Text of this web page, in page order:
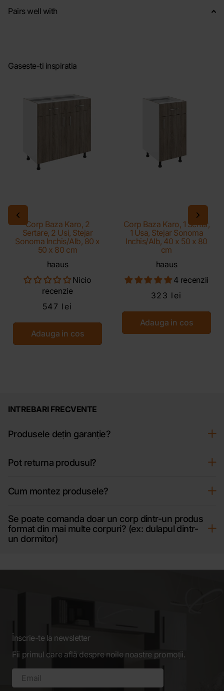
Pairs well with
Gaseste-ti inspiratia
Corp Baza Karo, 2
Sertare, 2 Usi, Stejar
Sonoma Inchis/Alb, 80 x
50 x 80 cm
haaus
Nicio
recenzie
547 lei
Adauga in cos
Corp Baza Karo, 1 Sertar,
1 Usa, Stejar Sonoma
Inchis/Alb, 40 x 50 x 80
cm
haaus
4 recenzii
323 lei
Adauga in cos
INTREBARI FRECVENTE
Produsele dețin garanție?
Pot returna produsul?
Cum montez produsele?
Se poate comanda doar un corp dintr-un produs
format din mai multe corpuri? (ex: dulapul dintr-
un dormitor)
Înscrie-te la newsletter
Fii primul care află despre noile noastre promoții.